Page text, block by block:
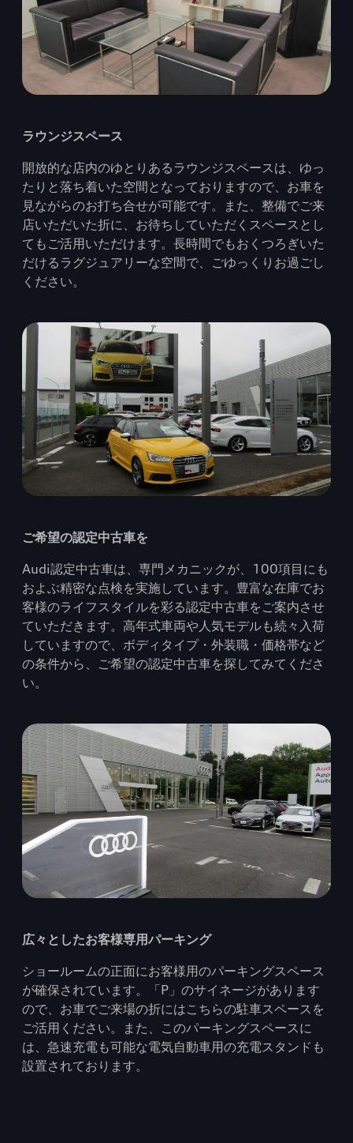
ラウンジスペース
開放的な店内のゆとりあるラウンジスペースは、ゆっ
たりと落ち着いた空間となっておりますので、お車を
見ながらのお打ち合せが可能です。また、整備でご来
店いただいた折に、お待ちしていただくスペースとし
てもご活用いただけます。長時間でもおくつろぎいた
だけるラグジュアリーな空間で、ごゆっくりお過ごし
ください。
ご希望の認定中古車を
Audi認定中古車は、専門メカニックが、100項目にも
およぶ精密な点検を実施しています。豊富な在庫でお
客様のライフスタイルを彩る認定中古車をご案内させ
ていただきます。高年式車両や人気モデルも続々入荷
していますので、ボディタイプ・外装職・価格帯など
の条件から、ご希望の認定中古車を探してみてくださ
い。
広々としたお客様専用パーキング
ショールームの正面にお客様用のパーキングスペース
が確保されています。「P」のサイネージがあります
ので、お車でご来場の折にはこちらの駐車スペースを
ご活用ください。また、このパーキングスペースに
は、急速充電も可能な電気自動車用の充電スタンドも
設置されております。